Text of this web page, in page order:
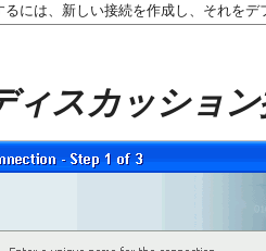
るには、新しい接続を作成し、それを
ィスカッショ